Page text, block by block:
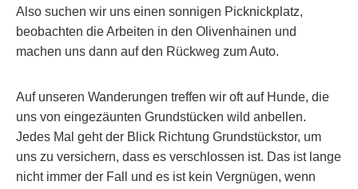
Also suchen wir uns einen sonnigen Picknickplatz,
beobachten die Arbeiten in den Olivenhainen und
machen uns dann auf den Rückweg zum Auto.
Auf unseren Wanderungen treffen wir oft auf Hunde, die
uns von eingezäunten Grundstücken wild anbellen.
Jedes Mal geht der Blick Richtung Grundstückstor, um
uns zu versichern, dass es verschlossen ist. Das ist lange
nicht immer der Fall und es ist kein Vergnügen, wenn